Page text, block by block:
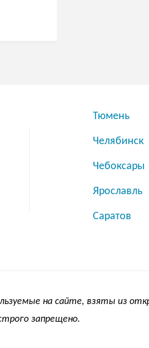
Тюмень
Челябинск
Чебоксары
Ярославль
Саратов
на сайте, взяты из
запрещено.